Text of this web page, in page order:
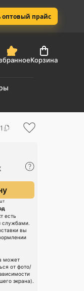
оптовый прайс
Корзина
есть
службами.
вы
может
от фото/
экрана).